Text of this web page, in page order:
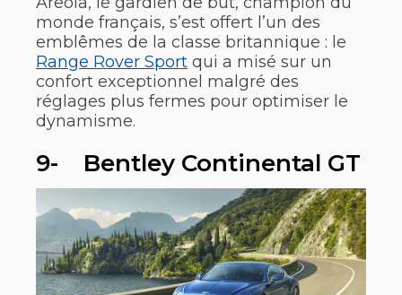
monde français, s’est offert l’un des
emblêmes de la classe britannique : le
Range Rover Sport qui a misé sur un
confort exceptionnel malgré des
réglages plus fermes pour optimiser le
dynamisme.
9- Bentley Continental GT